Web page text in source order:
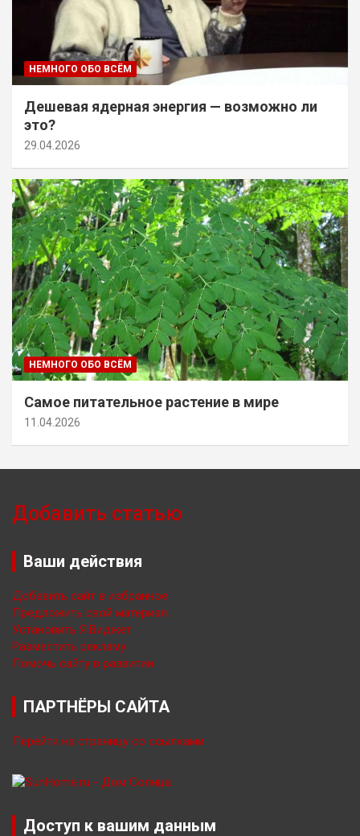
НЕМНОГО ОБО ВСЁМ
Дешевая ядерная энергия — возможно ли
это?
29.04.2026
НЕМНОГО ОБО ВСЁМ
Самое питательное растение в мире
11.04.2026
Добавить статью
Ваши действия
Добавить сайт в избранное
Предложить свой материал
Установить Я.Виджет
Разместить рекламу
Помочь сайту в развитии
ПАРТНЁРЫ САЙТА
Перейти на страницу со ссылками
Доступ к вашим данным